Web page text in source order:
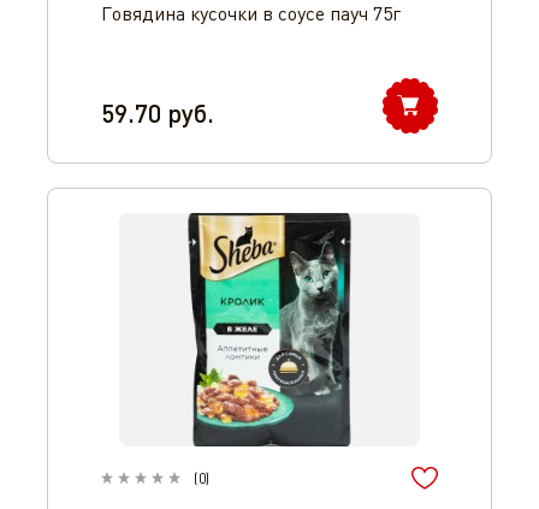
Говядина кусочки в соусе пауч 75г
59.70 руб.
(0)